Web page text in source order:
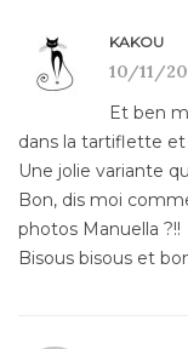
KAKOU
10/11/
Et ben
dans la tartiflette et
Une jolie variante
Bon, dis moi
photos Manuella ?!!
Bisous bisous et